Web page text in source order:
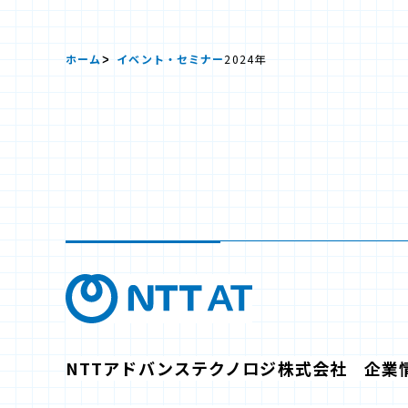
ホーム イベント・セミナー2024年
NTTアドバンステクノロジ株式会社 企業